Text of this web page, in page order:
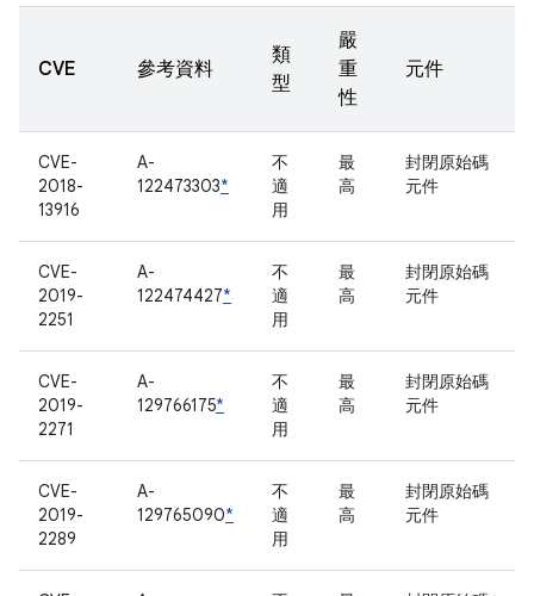
CVE 參考資料
類
型
嚴
重
性
元件
CVE-
2018-
13916
A-
122473303*
不
適
用
最
高
封閉原始碼
元件
CVE-
2019-
2251
A-
122474427*
不
適
用
最
高
封閉原始碼
元件
CVE-
2019-
2271
A-
129766175*
不
適
用
最
高
封閉原始碼
元件
CVE-
2019-
2289
A-
129765090*
不
適
用
最
高
封閉原始碼
元件